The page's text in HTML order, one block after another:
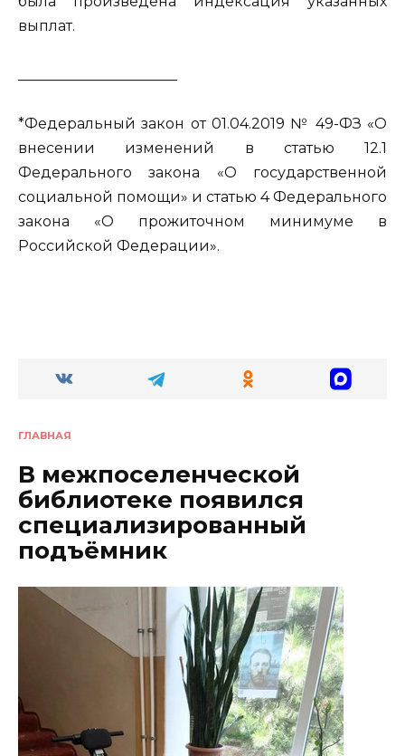
выплат.
*Федеральный закон от 01.04.2019 № 49-ФЗ «О
внесении изменений в статью 12.1
Федерального закона «О государственной
социальной помощи» и статью 4 Федерального
закона «О прожиточном минимуме в
Российской Федерации».
ГЛАВНАЯ
В межпоселенческой
библиотеке появился
специализированный
подъёмник